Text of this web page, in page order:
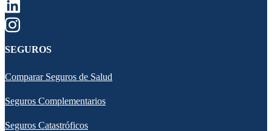
SEGUROS
Comparar Seguros de Salud
Seguros Complementarios
Seguros Catastróficos